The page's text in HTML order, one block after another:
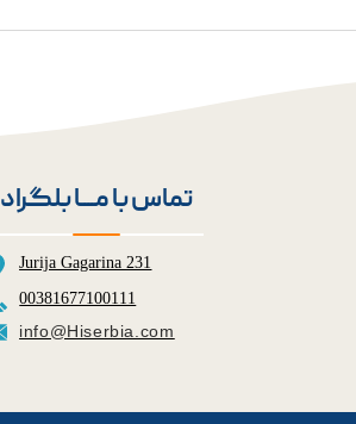
تماس با مــــا بلگراد
Jurija Gagarina 231
info@Hiserbia.com
00381677100111